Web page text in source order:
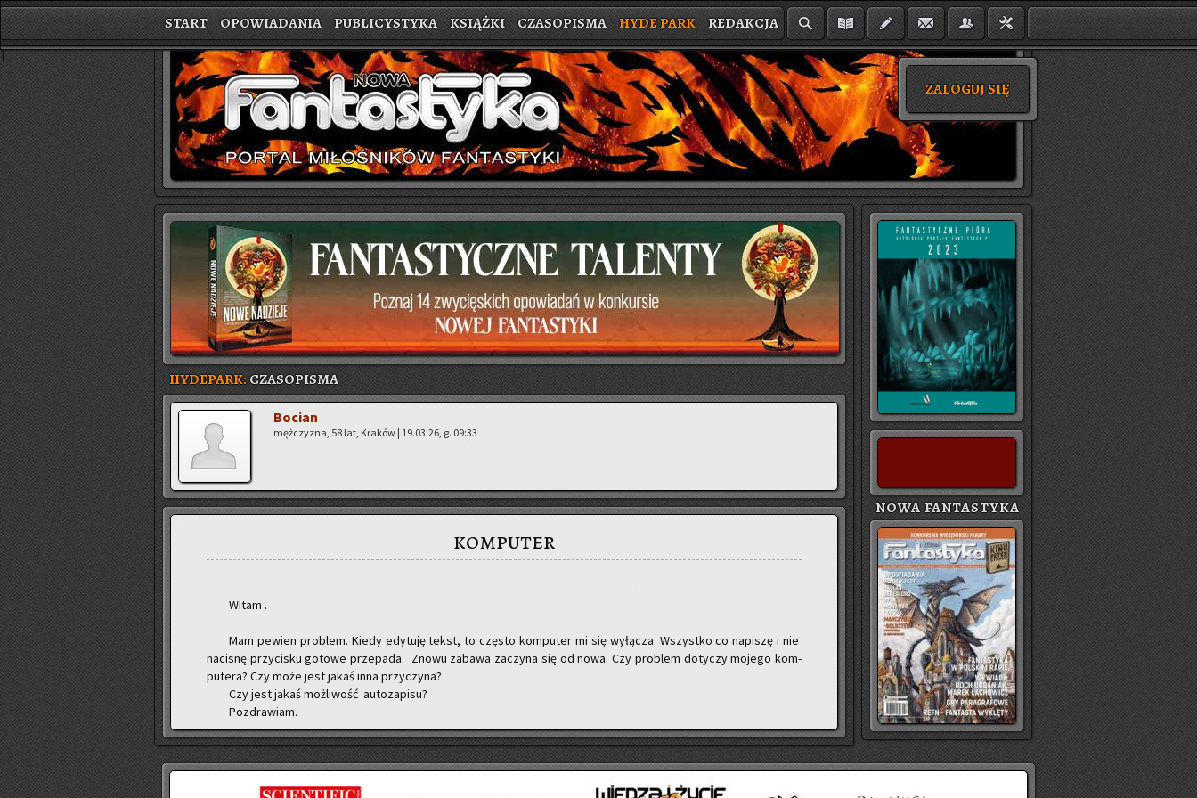
START OPOWIADANIA PUBLICYSTYKA KSIĄŻKI CZASOPISMA HYDE PARK REDAKCJA
ZALOGUJ SIĘ
}
HYDEPARK:CZASOPISMA
Bo­cian
męż­czy­zna, 58 lat, Kra­ków | 19.03.26, g. 09:33
komputer
Witam .
Mam pe­wien pro­blem. Kiedy edy­tu­ję tekst, to czę­sto kom­pu­ter mi się wy­łą­cza. Wszyst­ko co na­pi­szę i nie
na­ci­snę przy­ci­sku go­to­we prze­pa­da. Znowu za­ba­wa za­czy­na się od nowa. Czy pro­blem do­ty­czy mo­je­go kom­
pu­te­ra? Czy może jest jakaś inna przy­czy­na?
Czy jest jakaś moż­li­wość au­to­za­pi­su?
Po­zdra­wiam.
NOWA FANTASTYKA